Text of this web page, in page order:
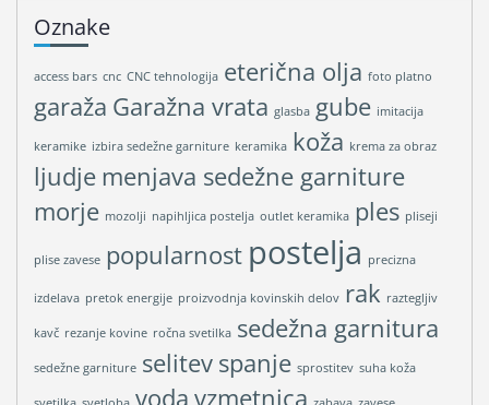
Oznake
access bars cnc CNC tehnologija eterična olja foto platno
garaža Garažna vrata glasba gube imitacija
keramike izbira sedežne garniture keramika koža krema za obraz
ljudje menjava sedežne garniture
morje mozolji napihljica postelja outlet keramika ples pliseji
plise zavese popularnost postelja precizna
izdelava pretok energije proizvodnja kovinskih delov rak raztegljiv
kavč rezanje kovine ročna svetilka sedežna garnitura
sedežne garniture selitev spanje sprostitev suha koža
voda vzmetnica